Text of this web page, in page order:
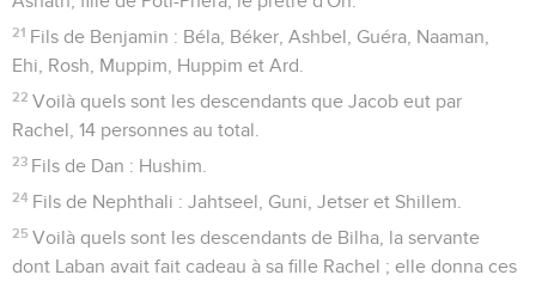
21 Fils de Benjamin : Béla, Béker, Ashbel, Guéra, Naaman,
Ehi, Rosh, Muppim, Huppim et Ard.
22 Voilà quels sont les descendants que Jacob eut par
Rachel, 14 personnes au total.
23 Fils de Dan : Hushim.
24 Fils de Nephthali : Jahtseel, Guni, Jetser et Shillem.
25 Voilà quels sont les descendants de Bilha, la servante
dont Laban avait fait cadeau à sa fille Rachel ; elle donna ces